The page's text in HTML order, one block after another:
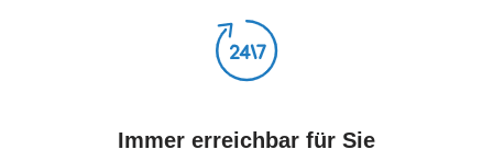
Immer erreichbar für Sie